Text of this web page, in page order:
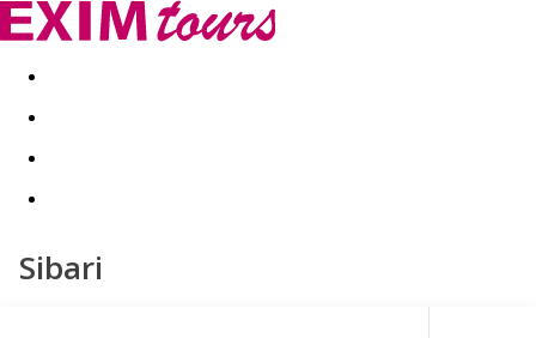
Akční nabídky Last minute
Sibari